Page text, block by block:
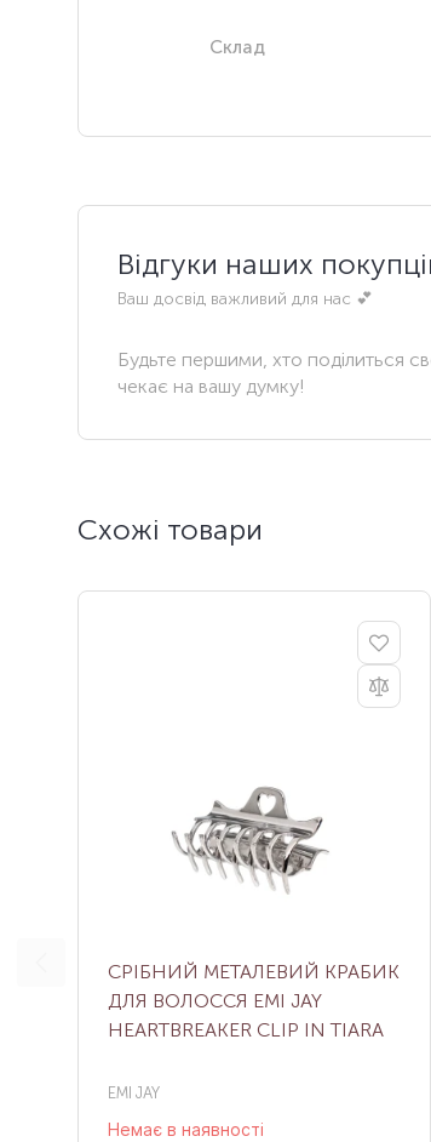
Склад
Відгуки наших
Ваш досвід важливий для нас 💕
Будьте першими, хто поділиться
чекає на вашу думку!
Схожі товари
СРІБНИЙ МЕТАЛЕВИЙ КРАБИК
ДЛЯ ВОЛОССЯ EMI JAY
HEARTBREAKER CLIP IN TIARA
EMI JAY
Немає в наявності